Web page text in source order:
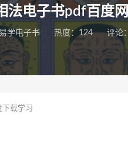
法电子书pdf百度
学电子书 热度：124 评论：
下载学习